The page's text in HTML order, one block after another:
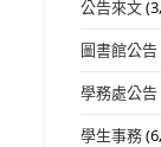
公告來文
圖書館公告
學務處公告
學生事務